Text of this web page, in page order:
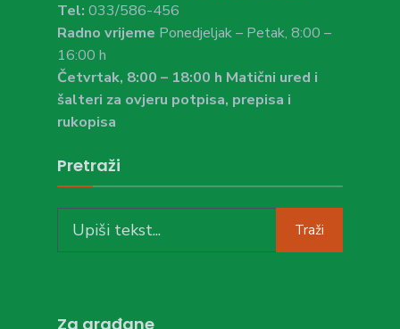
Tel: 033/586-456
Radno vrijeme Ponedjeljak – Petak, 8:00 –
16:00 h
Četvrtak, 8:00 – 18:00 h Matični ured i
šalteri za ovjeru potpisa, prepisa i
rukopisa
Pretraži
for:
Traži
Za građane